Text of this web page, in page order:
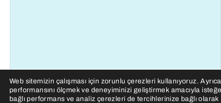
Web sitemizin çalışması için zorunlu çerezleri kullanıyoruz.
performansını ölçmek ve deneyiminizi geliştirmek amacıyla
bağlı performans ve analiz çerezleri de tercihlerinize bağlı olarak